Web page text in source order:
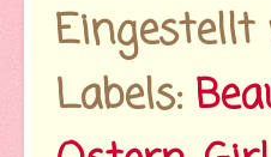
Eingestellt
Labels: